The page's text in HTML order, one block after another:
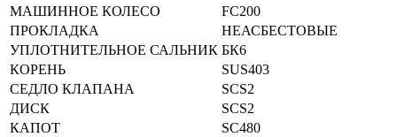
МАШИННОЕ КОЛЕСО
FC200
ПРОКЛАДКА
НЕАСБЕСТОВЫЕ
УПЛОТНИТЕЛЬНОЕ САЛЬНИК БК6
КОРЕНЬ
SUS403
СЕДЛО КЛАПАНА
SCS2
ДИСК
SCS2
КАПОТ
SC480